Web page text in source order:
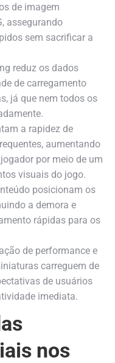
de imagem
assegurando
sem sacrificar a
reduz os dados
de carregamento
já que nem todos os
a rapidez de
aumentando
por meio de um
visuais do jogo.
posicionam os
a demora e
rápidas para os
de performance e
carreguem de
de usuários
imediata.
nos